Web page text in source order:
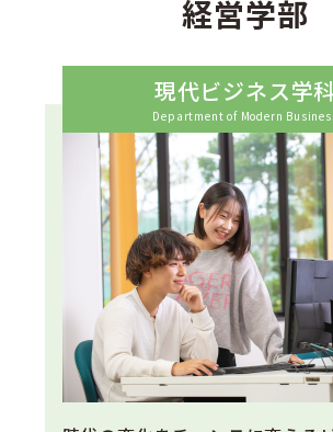
経営学部
現代ビジネス学
Department of Modern